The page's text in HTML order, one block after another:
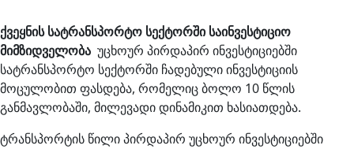
ქვეყნის სატრანსპორტო სექტორში საინვესტიციო
მიმზიდველობა უცხოურ პირდაპირ ინვესტიციებში
სატრანსპორტო სექტორში ჩადებული ინვესტიციის
მოცულობით ფასდება, რომელიც ბოლო 10 წლის
განმავლობაში, მილევადი დინამიკით ხასიათდება.
ტრანსპორტის წილი პირდაპირ უცხოურ ინვესტიციებში